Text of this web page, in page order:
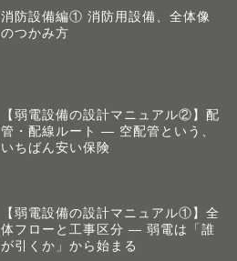
消防設備編① 消防用設備、全体像
のつかみ方
【弱電設備の設計マニュアル②】配
管・配線ルート ― 空配管という、
いちばん安い保険
【弱電設備の設計マニュアル①】全
体フローと工事区分 ― 弱電は「誰
が引くか」から始まる